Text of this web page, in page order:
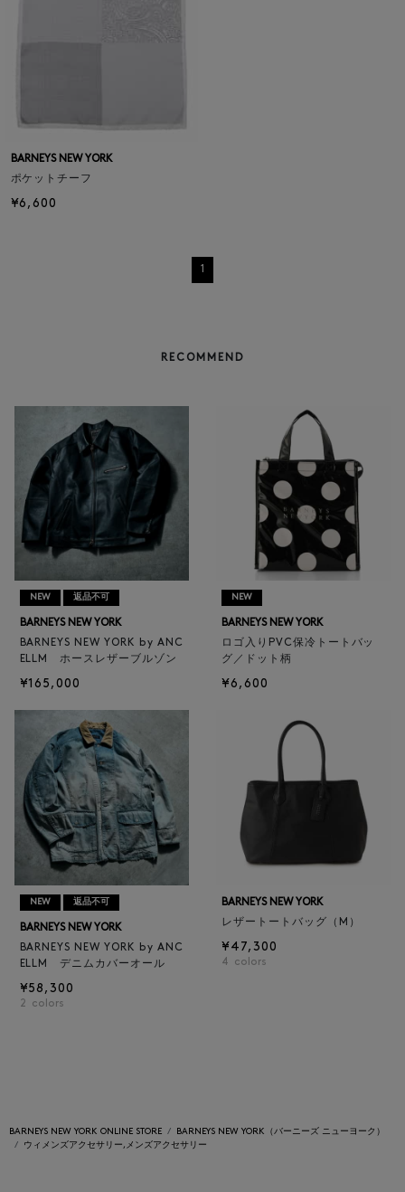
BARNEYS NEW YORK
ポケットチーフ
¥6,600
1
RECOMMEND
NEW 返品不可
BARNEYS NEW YORK
BARNEYS NEW YORK by ANC
ELLM ホースレザーブルゾン
¥165,000
NEW
BARNEYS NEW YORK
ロゴ入りPVC保冷トートバッ
グ／ドット柄
¥6,600
NEW 返品不可
BARNEYS NEW YORK
BARNEYS NEW YORK by ANC
ELLM デニムカバーオール
¥58,300
2 colors
BARNEYS NEW YORK
レザートートバッグ（M）
¥47,300
4 colors
BARNEYS NEW YORK ONLINE STORE
BARNEYS NEW YORK（バーニーズ ニューヨーク）
ウィメンズアクセサリー,メンズアクセサリー